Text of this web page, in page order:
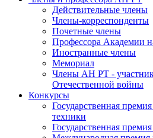
Действительные члены
Члены-корреспонденты
Почетные члены
Профессора Академии
Иностранные члены
Мемориал
Члены АН РТ -
Отечественной войны
Конкурсы
Государственная
техники
Государственная